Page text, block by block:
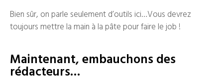
Bien sûr, on parle seulement d’outils ici…Vous devrez
toujours mettre la main à la pâte pour faire le job !
Maintenant, embauchons des
rédacteurs…